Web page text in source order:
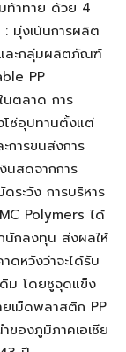
ท้าทาย ด้วย 4
มุ่งเน้นการผลิต
และกลุ่มผลิตภัณฑ์
PP
ตลาด การ
โซ่อุปทานตั้งแต่
การขนส่งการ
นสดจากการ
ระวัง การบริหาร
Polymers ได้
นักลงทุน ส่งผลให้
หวังว่าจะได้รับ
ดิม โดยชูจุดแข็ง
ยเม็ดพลาสติก PP
ของภูมิภาคเอเชีย